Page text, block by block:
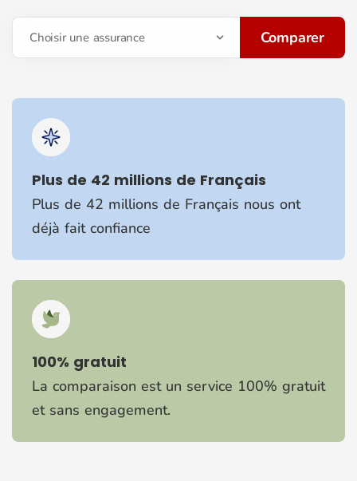
Plus de 42 millions de Français
Plus de 42 millions de Français nous ont
déjà fait confiance
100% gratuit
La comparaison est un service 100% gratuit
et sans engagement.
Choisir une assurance Comparer